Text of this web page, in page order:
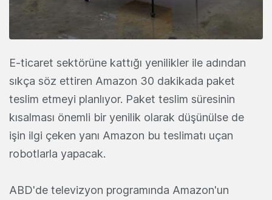
E-ticaret sektörüne kattığı yenilikler ile adından
sıkça söz ettiren Amazon 30 dakikada paket
teslim etmeyi planlıyor. Paket teslim süresinin
kısalması önemli bir yenilik olarak düşünülse de
işin ilgi çeken yanı Amazon bu teslimatı uçan
robotlarla yapacak.
ABD'de televizyon programında Amazon'un